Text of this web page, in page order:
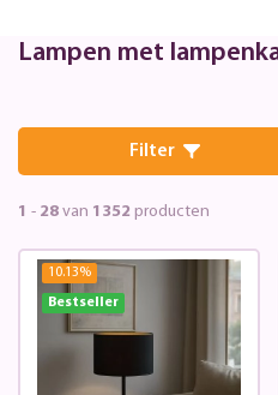
Lampen met
Filter
1 - 28 van 1352 producten
10.13%
Bestseller